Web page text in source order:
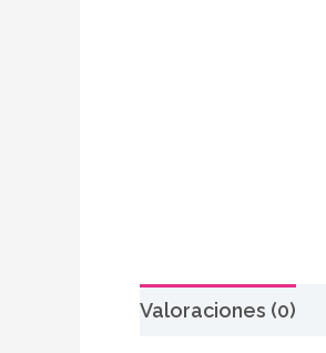
Valoraciones (0)